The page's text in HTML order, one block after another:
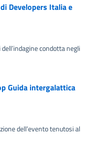
Developers Italia e
condotta negli
Guida intergalattica
dell’evento tenutosi al